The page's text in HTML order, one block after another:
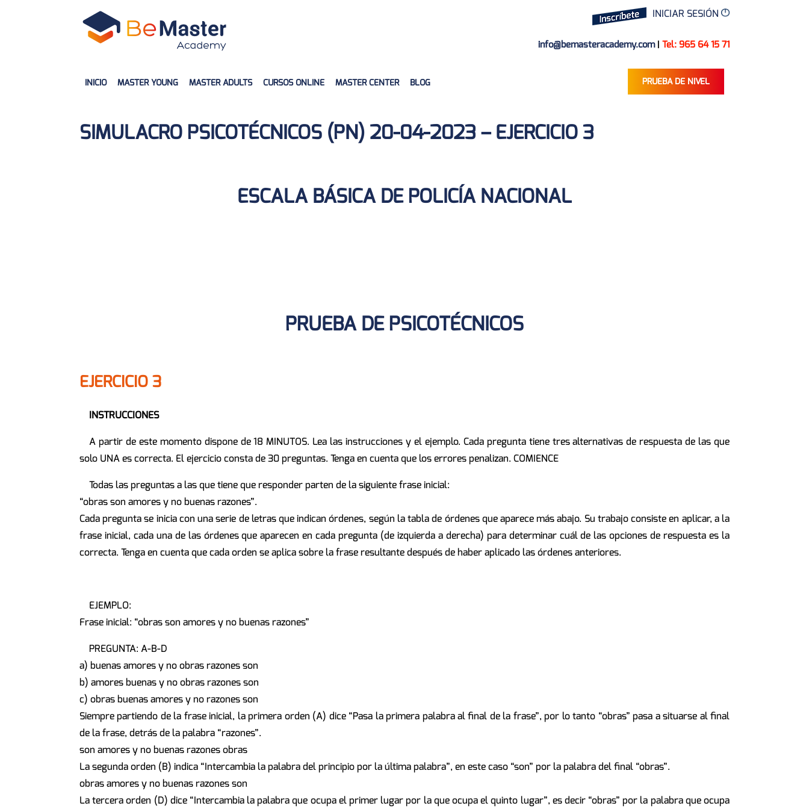
INICIAR SESIÓN
info@bemasteracademy.com| Tel: 965 64 15 71
INICIO MASTER YOUNG MASTER ADULTS CURSOS ONLINE MASTER CENTER BLOG PRUEBA DE NIVEL
SIMULACRO PSICOTÉCNICOS (PN) 20-04-2023 – EJERCICIO 3
ESCALA BÁSICA DE POLICÍA NACIONAL
PRUEBA DE PSICOTÉCNICOS
EJERCICIO 3
INSTRUCCIONES
A partir de este momento dispone de 18 MINUTOS. Lea las instrucciones y el ejemplo. Cada pregunta tiene tres alternativas de respuesta de las que
solo UNA es correcta. El ejercicio consta de 30 preguntas. Tenga en cuenta que los errores penalizan. COMIENCE
Todas las preguntas a las que tiene que responder parten de la siguiente frase inicial:
“obras son amores y no buenas razones”.
Cada pregunta se inicia con una serie de letras que indican órdenes, según la tabla de órdenes que aparece más abajo. Su trabajo consiste en aplicar, a la
frase inicial, cada una de las órdenes que aparecen en cada pregunta (de izquierda a derecha) para determinar cuál de las opciones de respuesta es la
correcta. Tenga en cuenta que cada orden se aplica sobre la frase resultante después de haber aplicado las órdenes anteriores.
EJEMPLO:
Frase inicial: “obras son amores y no buenas razones”
PREGUNTA: A-B-D
a) buenas amores y no obras razones son
b) amores buenas y no obras razones son
c) obras buenas amores y no razones son
Siempre partiendo de la frase inicial, la primera orden (A) dice “Pasa la primera palabra al final de la frase”, por lo tanto “obras” pasa a situarse al final
de la frase, detrás de la palabra “razones”.
son amores y no buenas razones obras
La segunda orden (B) indica “Intercambia la palabra del principio por la última palabra”, en este caso “son” por la palabra del final “obras”.
obras amores y no buenas razones son
La tercera orden (D) dice “Intercambia la palabra que ocupa el primer lugar por la que ocupa el quinto lugar”, es decir “obras” por la palabra que ocupa